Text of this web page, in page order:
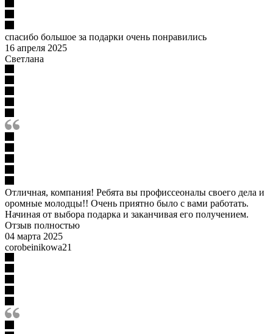
спасибо большое за подарки очень понравились
16 апреля 2025
Светлана
Отличная, компания! Ребята вы профиссеоналы своего дела и
оромные молодцы!! Очень приятно было с вами работать.
Начиная от выбора подарка и заканчивая его получением.
Отзыв полностью
04 марта 2025
corobeinikowa21